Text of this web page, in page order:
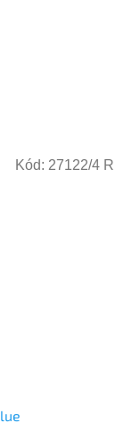
Kód: 27122/4 R